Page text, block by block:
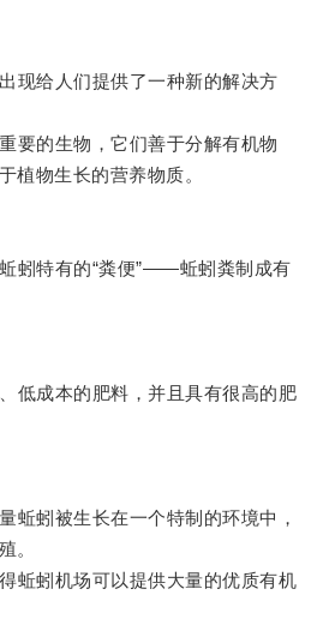
给人们提供了一种新的解决方
的生物，它们善于分解有机物
植物生长的营养物质。
特有的“粪便”——蚯蚓粪制成有
成本的肥料，并且具有很高的肥
蚓被生长在一个特制的环境中，
。
蚓机场可以提供大量的优质有机